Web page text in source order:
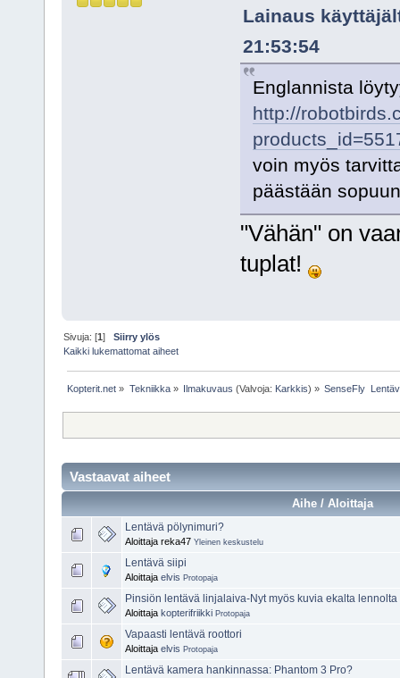
Lainaus
21:53:54
Englannista
http://
voin myös
päästään
"Vähän" on
tuplat!
Sivuja: [1]Siirry ylös
Kaikki lukemattomat aiheet
Kopterit.net » Tekniikka» Ilmakuvaus (Valvoja: Karkkis) » SenseFly
Vastaavat aiheet
Aihe / Aloittaja
Lentävä pölynimuri?
Aloittaja reka47 Yleinen keskustelu
Lentävä siipi
Aloittaja elvis Protopaja
Pinsiön lentävä linjalaiva-Nyt myös kuvia ekalta lennolta
Aloittaja kopterifriikki Protopaja
Vapaasti lentävä roottori
Aloittaja elvis Protopaja
Lentävä kamera hankinnassa: Phantom 3 Pro?